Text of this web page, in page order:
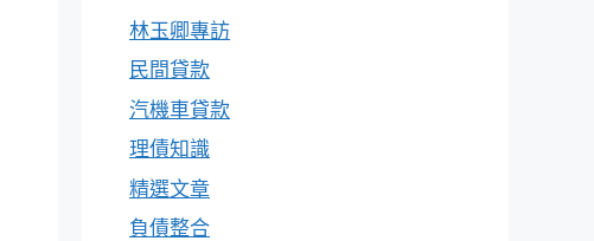
林玉卿專訪
民間貸款
汽機車貸款
理債知識
精選文章
負債整合